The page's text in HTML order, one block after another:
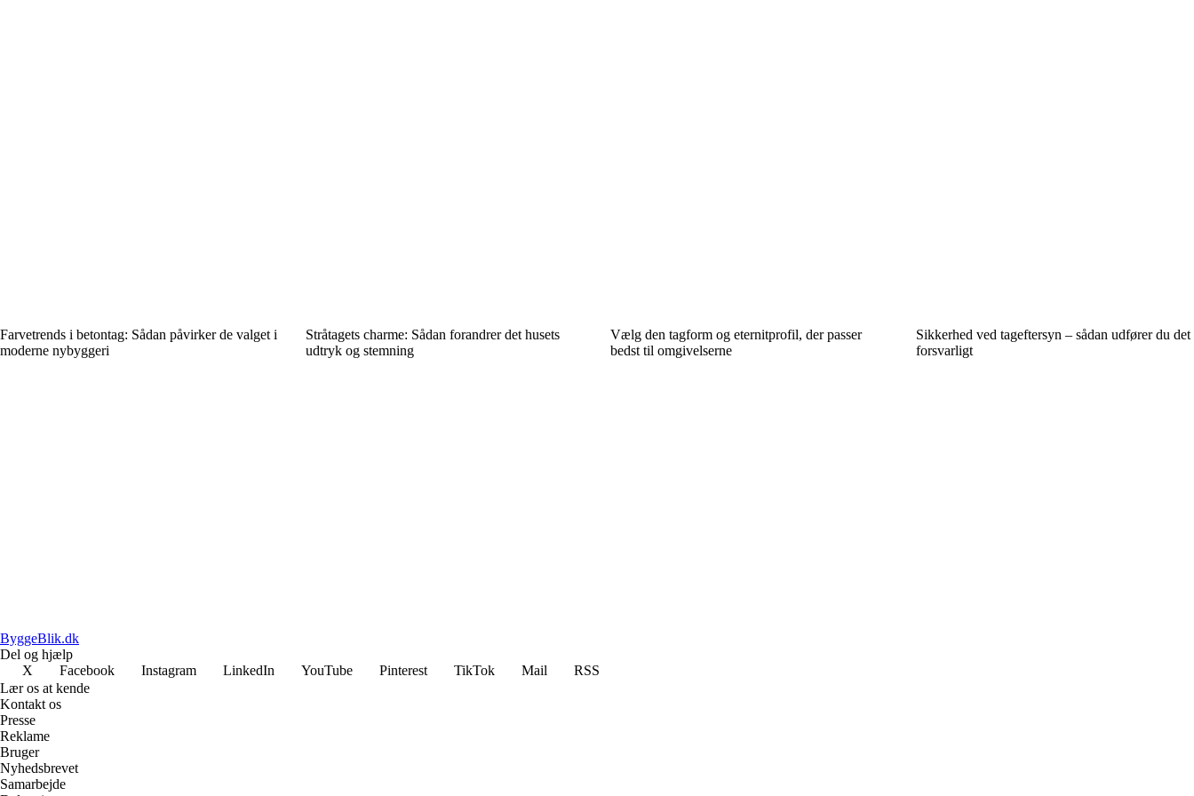
Farvetrends i betontag: Sådan påvirker de valget i
moderne nybyggeri
Stråtagets charme: Sådan forandrer det husets
udtryk og stemning
Vælg den tagform og eternitprofil, der passer
bedst til omgivelserne
Sikkerhed ved tageftersyn – sådan udfører du det
forsvarligt
ByggeBlik.dk
Del og hjælp
X
Facebook Instagram LinkedIn YouTube Pinterest TikTok Mail
RSS
Lær os at kende
Kontakt os
Presse
Reklame
Bruger
Nyhedsbrevet
Samarbejde